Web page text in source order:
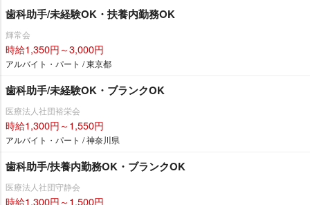
歯科助手/未経験OK・扶養内勤務OK
輝常会
時給1,350円～3,000円
アルバイト・パート / 東京都
歯科助手/未経験OK・ブランクOK
医療法人社団裕栄会
時給1,300円～1,550円
アルバイト・パート / 神奈川県
歯科助手/扶養内勤務OK・ブランクOK
医療法人社団守静会
時給1,300円～1,500円